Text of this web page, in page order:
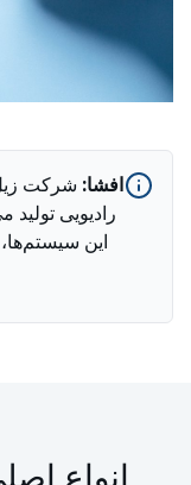
افشا:
رادیویی تولید
این
انواع